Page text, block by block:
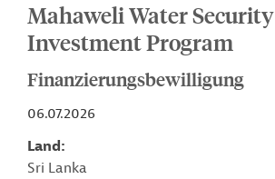
Mahaweli Water Security
Investment Program
Finanzierungsbewilligung
06.07.2026
Land
Sri Lanka